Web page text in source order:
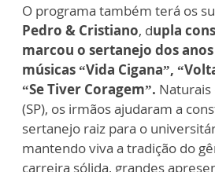
O programa também terá os
Pedro & Cristiano, dupla
marcou o sertanejo dos
músicas “Vida Cigana”,
“Se Tiver Coragem”.
(SP), os irmãos ajudaram a
sertanejo raiz para o
mantendo viva a tradição do
carreira sólida, grandes